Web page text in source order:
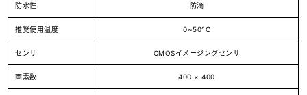
防水性 防滴
推奨使用温度 0~50°C
センサ CMOSイメージングセンサ
画素数 400 × 400